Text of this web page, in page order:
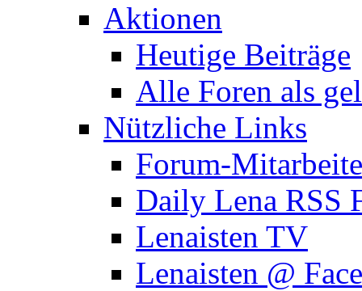
Aktionen
Heutige Beiträge
Alle Foren als
Nützliche Links
Forum-
Daily Lena RSS
Lenaisten TV
Lenaisten @